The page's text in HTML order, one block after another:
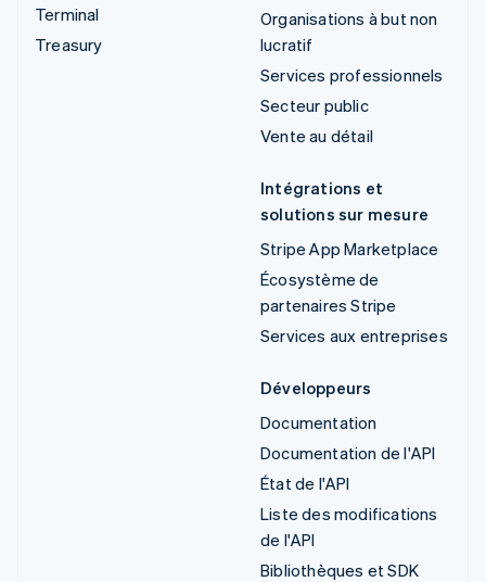
Terminal
Treasury
Organisations à but non
lucratif
Services professionnels
Secteur public
Vente au détail
Intégrations et
solutions sur mesure
Stripe App Marketplace
Écosystème de
partenaires Stripe
Services aux entreprises
Développeurs
Documentation
Documentation de l'API
État de l'API
Liste des modifications
de l'API
Bibliothèques et SDK